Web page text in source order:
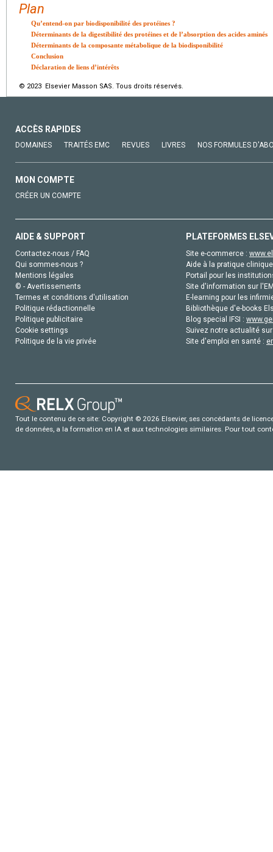
Plan
Qu’entend-on par biodisponibilité des protéines ?
Déterminants de la digestibilité des protéines et de l’absorption des acides aminés
Déterminants de la composante métabolique de la biodisponibilité
Conclusion
Déclaration de liens d’intérêts
© 2023 Elsevier Masson SAS. Tous droits réservés.
ACCÈS RAPIDES
DOMAINES TRAITÉS EMC REVUES LIVRES NOS FORMULES
MON COMPTE
CRÉER UN COMPTE
AIDE & SUPPORT
Contactez-nous / FAQ
Qui sommes-nous ?
Mentions légales
© - Avertissements
Termes et conditions d'utilisation
Politique rédactionnelle
Politique publicitaire
Cookie settings
Politique de la vie privée
PLATEFORMES
Site e-commerce :
Aide à la pratique
Portail pour les
Site d'information sur
E-learning pour les
Bibliothèque d'e-books
Blog special IFSI :
Suivez notre actualité
Site d'emploi en santé :
Tout le contenu de ce site: Copyright © 2026 Elsevier, ses concédants de
de données, a la formation en IA et aux technologies similaires. Pour tout